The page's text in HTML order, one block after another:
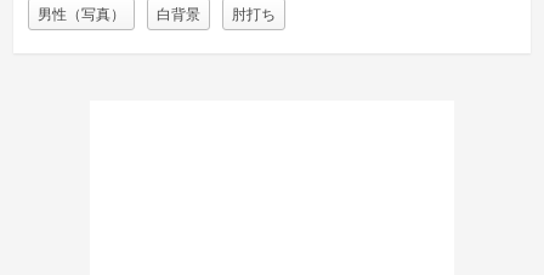
男性（写真） 白背景 肘打ち